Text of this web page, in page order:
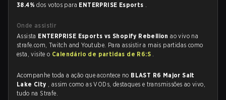
38.4%dos votos para ENTERPRISE Esports .
Onde assistir
Assista ENTERPRISE Esports vs Shopify Rebellionao vivo na
strafe.com, Twitch and Youtube. Para assistir a mais partidas como
esta, visite o Calendário de partidas de R6:S .
Acompanhe toda a ação que acontece no BLAST R6 Major Salt
Lake City , assim como as VODs, destaques e transmissões ao vivo,
tudo na Strafe.